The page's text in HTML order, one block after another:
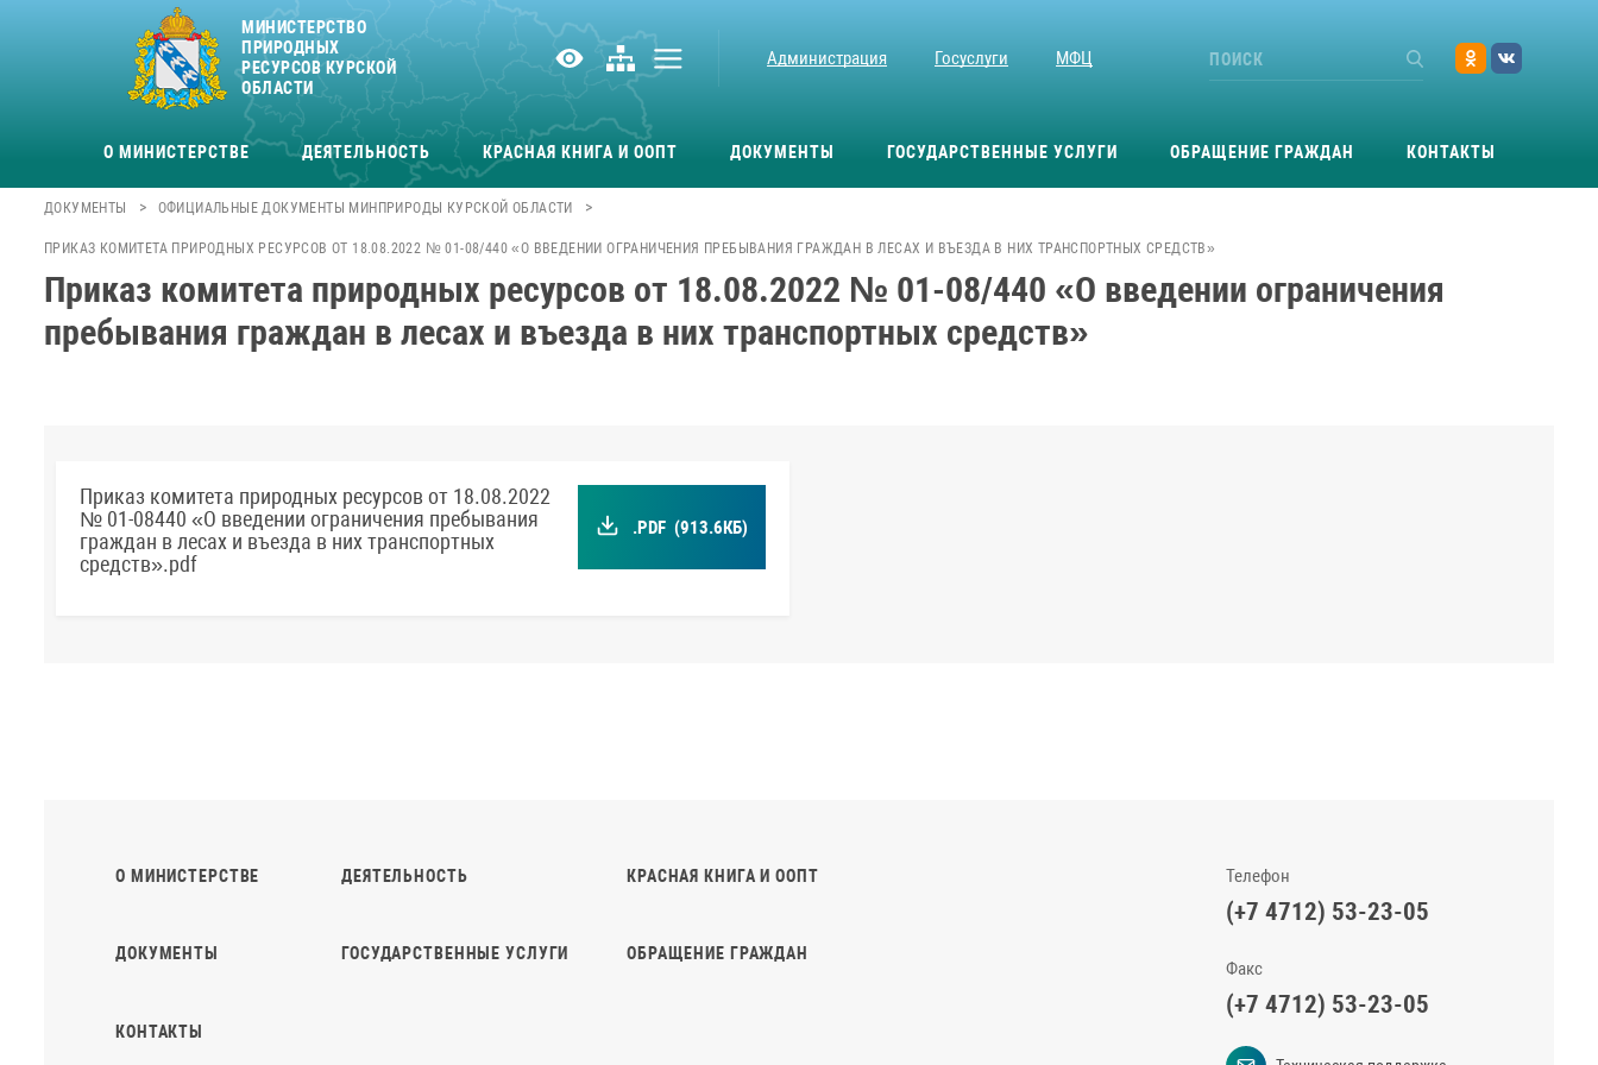
МИНИСТЕРСТВО
ПРИРОДНЫХ
РЕСУРСОВ КУРСКОЙ
ОБЛАСТИ
Администрация Госуслуги МФЦ
О МИНИСТЕРСТВЕ ДЕЯТЕЛЬНОСТЬ КРАСНАЯ КНИГА И ООПТ ДОКУМЕНТЫ ГОСУДАРСТВЕННЫЕ УСЛУГИ ОБРАЩЕНИЕ ГРАЖДАН КОНТАКТЫ
ДОКУМЕНТЫ > ОФИЦИАЛЬНЫЕ ДОКУМЕНТЫ МИНПРИРОДЫ КУРСКОЙ ОБЛАСТИ >
ПРИКАЗ КОМИТЕТА ПРИРОДНЫХ РЕСУРСОВ ОТ 18.08.2022 № 01-08/440 «О ВВЕДЕНИИ ОГРАНИЧЕНИЯ ПРЕБЫВАНИЯ ГРАЖДАН В ЛЕСАХ И ВЪЕЗДА В НИХ ТРАНСПОРТНЫХ СРЕДСТВ»
Приказ комитета природных ресурсов от 18.08.2022 № 01-08/440 «О введении ограничения
пребывания граждан в лесах и въезда в них транспортных средств»
Приказ комитета природных ресурсов от 18.08.2022
№ 01-08440 «О введении ограничения пребывания
граждан в лесах и въезда в них транспортных
средств».pdf
.PDF (913.6КБ)
О МИНИСТЕРСТВЕ ДЕЯТЕЛЬНОСТЬ КРАСНАЯ КНИГА И ООПТ
ДОКУМЕНТЫ ГОСУДАРСТВЕННЫЕ УСЛУГИ ОБРАЩЕНИЕ ГРАЖДАН
КОНТАКТЫ
Телефон
(+7 4712) 53-23-05
Факс
(+7 4712) 53-23-05